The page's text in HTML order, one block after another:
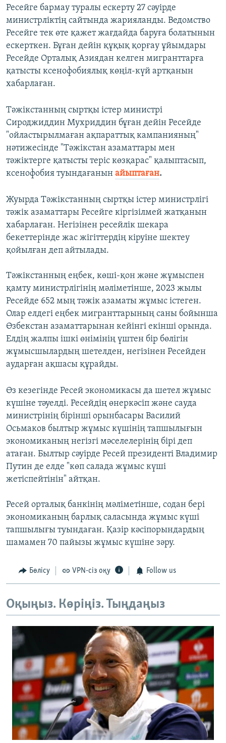
Ресейге бармау туралы ескерту 27 сәуірде
министрліктің сайтында жарияланды. Ведомство
Ресейге тек өте қажет жағдайда баруға болатынын
ескерткен. Бұған дейін құқық қорғау ұйымдары
Ресейде Орталық Азиядан келген мигранттарға
қатысты ксенофобиялық көңіл-күй артқанын
хабарлаған.
Тәжікстанның сыртқы істер министрі
Сироджиддин Мухриддин бұған дейін Ресейде
"ойластырылмаған ақпараттық кампанияның"
нәтижесінде "Тәжікстан азаматтары мен
тәжіктерге қатысты теріс көзқарас" қалыптасып,
ксенофобия туындағанын айыптаған.
Жуырда Тәжікстанның сыртқы істер министрлігі
тәжік азаматтары Ресейге кіргізілмей жатқанын
хабарлаған. Негізінен ресейлік шекара
бекеттерінде жас жігіттердің кіруіне шектеу
қойылған деп айтылады.
Тәжікстанның еңбек, көші-қон және жұмыспен
қамту министрлігінің мәліметінше, 2023 жылы
Ресейде 652 мың тәжік азаматы жұмыс істеген.
Олар елдегі еңбек мигранттарының саны бойынша
Өзбекстан азаматтарынан кейінгі екінші орында.
Елдің жалпы ішкі өнімінің үштен бір бөлігін
жұмысшылардың шетелден, негізінен Ресейден
аударған ақшасы құрайды.
Өз кезегінде Ресей экономикасы да шетел жұмыс
күшіне тәуелді. Ресейдің өнеркәсіп және сауда
министрінің бірінші орынбасары Василий
Осьмаков былтыр жұмыс күшінің тапшылығын
экономиканың негізгі мәселелерінің бірі деп
атаған. Былтыр сәуірде Ресей президенті Владимир
Путин де елде "көп салада жұмыс күші
жетіспейтінін" айтқан.
Ресей орталық банкінің мәліметінше, содан бері
экономиканың барлық саласында жұмыс күші
тапшылығы туындаған. Қазір кәсіпорындардың
шамамен 70 пайызы жұмыс күшіне зәру.
Бөлісу VPN-сіз оқу Follow us
Оқыңыз. Көріңіз. Тыңдаңыз